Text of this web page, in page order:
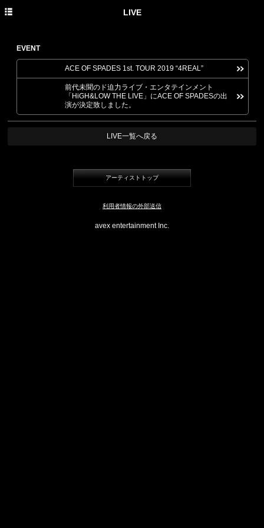
LIVE
EVENT
ACE OF SPADES 1st. TOUR 2019 “4REAL”
前代未聞のド迫力ライブ・エンタテインメント
「HiGH&LOW THE LIVE」にACE OF SPADESの出
演が決定致しました。
LIVE一覧へ戻る
アーティストトップ
利用者情報の外部送信
avex entertainment Inc.
NEWS
DISCOGRAPHY